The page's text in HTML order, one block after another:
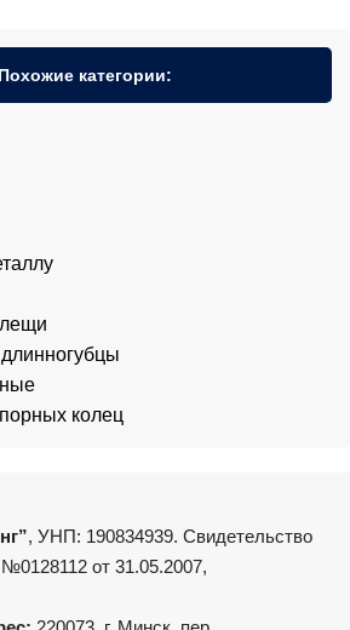
Похожие категории:
колец
, УНП: 190834939. Свидетельство
№0128112 от 31.05.2007,